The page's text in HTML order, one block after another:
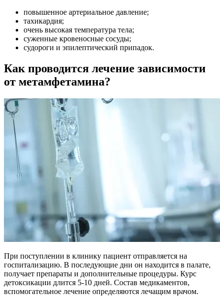
повышенное артериальное давление;
тахикардия;
очень высокая температура тела;
суженные кровеносные сосуды;
судороги и эпилептический припадок.
Как проводится лечение зависимости
от метамфетамина?
При поступлении в клинику пациент отправляется на
госпитализацию. В последующие дни он находится в палате,
получает препараты и дополнительные процедуры. Курс
детоксикации длится 5-10 дней. Состав медикаментов,
вспомогательное лечение определяются лечащим врачом.